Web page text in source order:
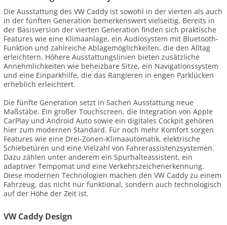
Die Ausstattung des VW Caddy ist sowohl in der vierten als auch
in der fünften Generation bemerkenswert vielseitig. Bereits in
der Basisversion der vierten Generation finden sich praktische
Features wie eine Klimaanlage, ein Audiosystem mit Bluetooth-
Funktion und zahlreiche Ablagemöglichkeiten, die den Alltag
erleichtern. Höhere Ausstattungslinien bieten zusätzliche
Annehmlichkeiten wie beheizbare Sitze, ein Navigationssystem
und eine Einparkhilfe, die das Rangieren in engen Parklücken
erheblich erleichtert.
Die fünfte Generation setzt in Sachen Ausstattung neue
Maßstäbe. Ein großer Touchscreen, die Integration von Apple
CarPlay und Android Auto sowie ein digitales Cockpit gehören
hier zum modernen Standard. Für noch mehr Komfort sorgen
Features wie eine Drei-Zonen-Klimaautomatik, elektrische
Schiebetüren und eine Vielzahl von Fahrerassistenzsystemen.
Dazu zählen unter anderem ein Spurhalteassistent, ein
adaptiver Tempomat und eine Verkehrszeichenerkennung.
Diese modernen Technologien machen den VW Caddy zu einem
Fahrzeug, das nicht nur funktional, sondern auch technologisch
auf der Höhe der Zeit ist.
VW Caddy Design